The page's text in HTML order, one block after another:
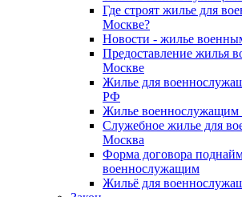
Где строят жилье для
Москве?
Новости - жилье
Предоставление жилья
Москве
Жилье для
РФ
Жилье военнослужащим
Служебное жилье для
Москва
Форма договора
военнослужащим
Жильё для